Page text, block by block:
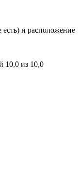
есть) и расположение
10,0 из 10,0